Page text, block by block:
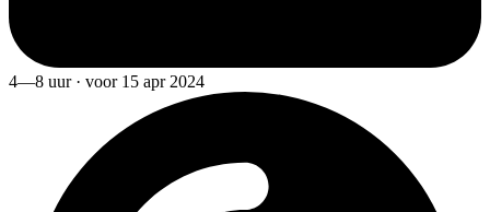
4—8 uur · voor 15 apr 2024